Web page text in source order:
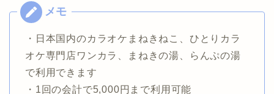
・日本国内のカラオケまねきねこ、ひとりカラ
オケ専門店ワンカラ、まねきの湯、らんぷの湯
で利用できます
・1回の会計で5,000円まで利用可能